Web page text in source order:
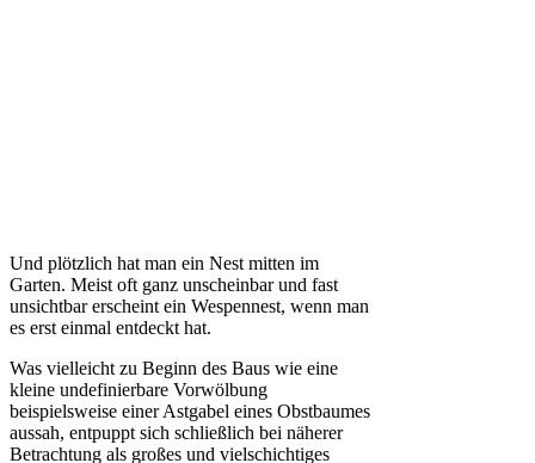
Und plötzlich hat man ein Nest mitten im
Garten. Meist oft ganz unscheinbar und fast
unsichtbar erscheint ein Wespennest, wenn man
es erst einmal entdeckt hat.
Was vielleicht zu Beginn des Baus wie eine
kleine undefinierbare Vorwölbung
beispielsweise einer Astgabel eines Obstbaumes
aussah, entpuppt sich schließlich bei näherer
Betrachtung als großes und vielschichtiges